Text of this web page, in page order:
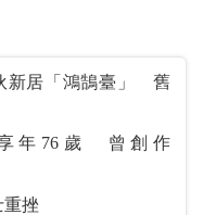
新居「鴻鵠臺」 舊
年76歲 曾創作
挫